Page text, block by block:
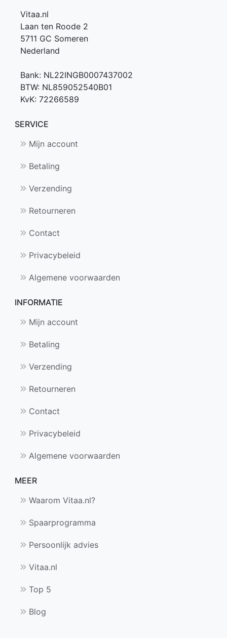
Vitaa.nl
Laan ten Roode 2
5711 GC Someren
Nederland
Bank: NL22INGB0007437002
BTW: NL859052540B01
KvK: 72266589
SERVICE
Mijn account
Betaling
Verzending
Retourneren
Contact
Privacybeleid
Algemene voorwaarden
INFORMATIE
Mijn account
Betaling
Verzending
Retourneren
Contact
Privacybeleid
Algemene voorwaarden
MEER
Waarom Vitaa.nl?
Spaarprogramma
Persoonlijk advies
Vitaa.nl
Top 5
Blog